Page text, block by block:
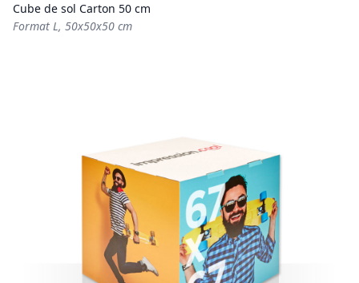
Cube de sol Carton 50 cm
Format L, 50x50x50 cm